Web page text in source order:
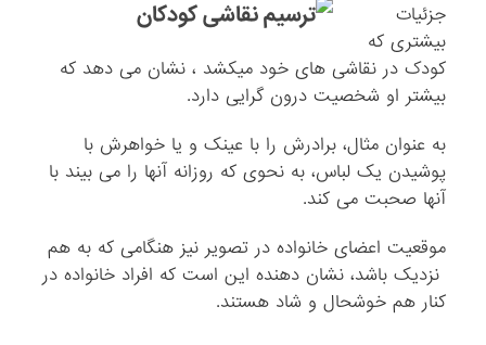
جزئیات
بیشتری که
کودک در نقاشی های خود میکشد ، نشان می دهد که
بیشتر او شخصیت درون گرایی دارد.
به عنوان مثال، برادرش را با عینک و یا خواهرش با
پوشیدن یک لباس، به نحوی که روزانه آنها را می بیند با
آنها صحبت می کند.
موقعیت اعضای خانواده در تصویر نیز هنگامی که به هم
نزدیک باشد، نشان دهنده این است که افراد خانواده در
کنار هم خوشحال و شاد هستند.